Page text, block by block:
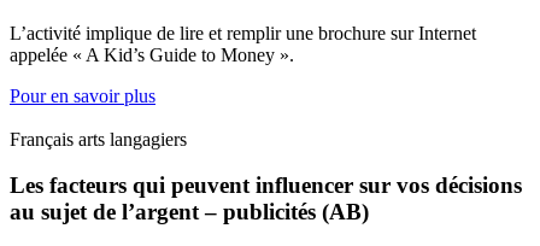
L’activité implique de lire et remplir une brochure sur Internet
appelée « A Kid’s Guide to Money ».
Pour en savoir plus
Français arts langagiers
Les facteurs qui peuvent influencer sur vos décisions
au sujet de l’argent – publicités (AB)